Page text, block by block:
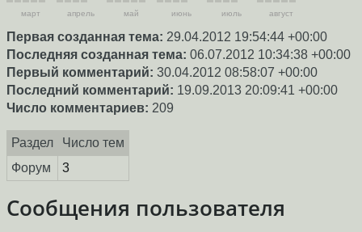
март апрель май июнь июль август
Первая созданная тема: 29.04.2012 19:54:44 +00:00
Последняя созданная тема: 06.07.2012 10:34:38 +00:00
Первый комментарий: 30.04.2012 08:58:07 +00:00
Последний комментарий: 19.09.2013 20:09:41 +00:00
Число комментариев: 209
Раздел
Число тем
Форум
3
Сообщения пользователя